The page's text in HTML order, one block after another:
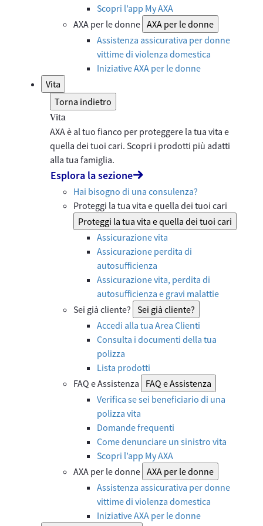
Scopri l’app My AXA
AXA per le donne AXA per le donne
Assistenza assicurativa per donne
vittime di violenza domestica
Iniziative AXA per le donne
Vita
Torna indietro
Vita
AXA è al tuo fianco per proteggere la tua vita e
quella dei tuoi cari. Scopri i prodotti più adatti
alla tua famiglia.
Esplora la sezione
Hai bisogno di una consulenza?
Proteggi la tua vita e quella dei tuoi cari
Proteggi la tua vita e quella dei tuoi cari
Assicurazione vita
Assicurazione perdita di
autosufficienza
Assicurazione vita, perdita di
autosufficienza e gravi malattie
Sei già cliente? Sei già cliente?
Accedi alla tua Area Clienti
Consulta i documenti della tua
polizza
Lista prodotti
FAQ e Assistenza
FAQ e Assistenza
Verifica se sei beneficiario di una
polizza vita
Domande frequenti
Come denunciare un sinistro vita
Scopri l’app My AXA
AXA per le donne AXA per le donne
Assistenza assicurativa per donne
vittime di violenza domestica
Iniziative AXA per le donne